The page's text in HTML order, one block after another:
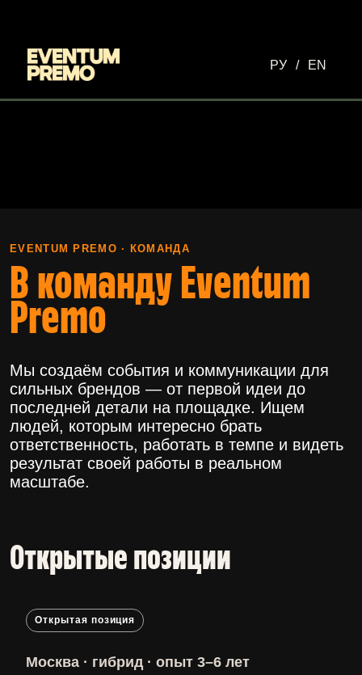
РУ / EN
EVENTUM PREMO · КОМАНДА
В команду Eventum
Premo
Мы создаём события и коммуникации для
сильных брендов — от первой идеи до
последней детали на площадке. Ищем
людей, которым интересно брать
ответственность, работать в темпе и видеть
результат своей работы в реальном
масштабе.
Открытые позиции
Открытая позиция
Москва · гибрид · опыт 3–6 лет